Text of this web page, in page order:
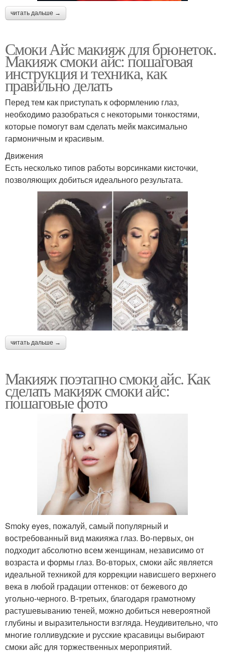
читать дальше →
Смоки Айс макияж для брюнеток.
Макияж смоки айс: пошаговая
инструкция и техника, как
правильно делать
Перед тем как приступать к оформлению глаз,
необходимо разобраться с некоторыми тонкостями,
которые помогут вам сделать мейк максимально
гармоничным и красивым.
Движения
Есть несколько типов работы ворсинками кисточки,
позволяющих добиться идеального результата.
читать дальше →
Макияж поэтапно смоки айс. Как
сделать макияж смоки айс:
пошаговые фото
Smoky eyes, пожалуй, самый популярный и
востребованный вид макияжа глаз. Во-первых, он
подходит абсолютно всем женщинам, независимо от
возраста и формы глаз. Во-вторых, смоки айс является
идеальной техникой для коррекции нависшего верхнего
века в любой градации оттенков: от бежевого до
угольно-черного. В-третьих, благодаря грамотному
растушевыванию теней, можно добиться невероятной
глубины и выразительности взгляда. Неудивительно, что
многие голливудские и русские красавицы выбирают
смоки айс для торжественных мероприятий.